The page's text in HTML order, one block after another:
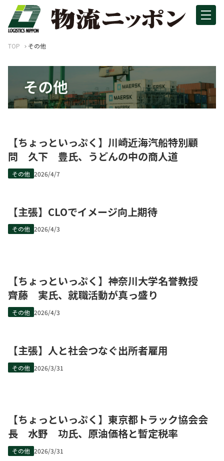
TOP その他
【ちょっといっぷく】川崎近海汽船特別顧
問 久下 豊氏、うどんの中の商人道
その他 2026/4/7
【主張】CLOでイメージ向上期待
その他 2026/4/3
【ちょっといっぷく】神奈川大学名誉教授
齊藤 実氏、就職活動が真っ盛り
その他 2026/4/3
【主張】人と社会つなぐ出所者雇用
その他 2026/3/31
【ちょっといっぷく】東京都トラック協会会
長 水野 功氏、原油価格と暫定税率
その他 2026/3/31